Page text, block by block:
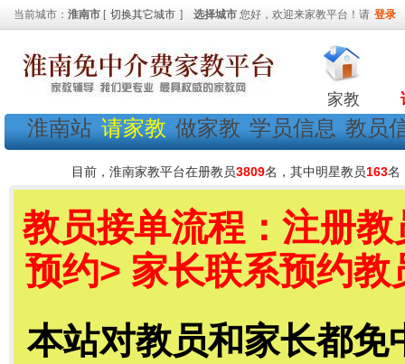
当前城市： 淮南市 [ 切换其它城市 ] 选择城市 您好，欢迎来家教平台！请 登录
家教
淮南站 请家教 做家教 学员信息 教员
目前，淮南家教平台在册教员3809名，其中明星教员163名
教员接单流程：注册
预约> 家长联系预约教
本站对教员和家长都免